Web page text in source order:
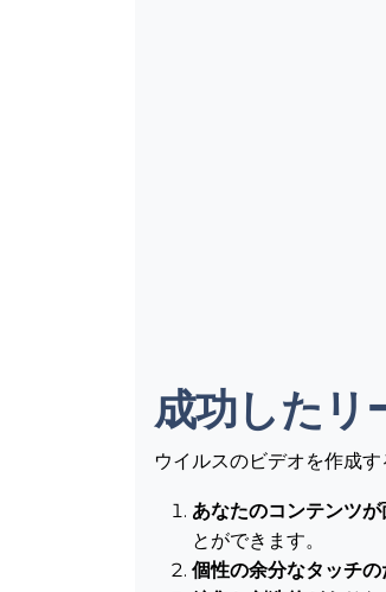
成功したリ
ウイルスのビデオを作成
あなたのコンテンツ
とができます。
個性の余分なタッチ